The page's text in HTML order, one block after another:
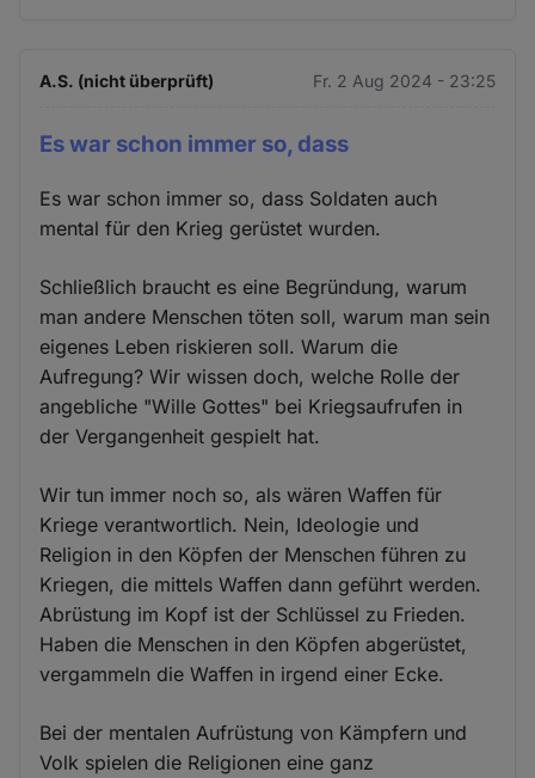
A.S. (nicht überprüft) Fr. 2 Aug 2024 - 23:25
Es war schon immer so, dass
Es war schon immer so, dass Soldaten auch
mental für den Krieg gerüstet wurden.
Schließlich braucht es eine Begründung, warum
man andere Menschen töten soll, warum man sein
eigenes Leben riskieren soll. Warum die
Aufregung? Wir wissen doch, welche Rolle der
angebliche "Wille Gottes" bei Kriegsaufrufen in
der Vergangenheit gespielt hat.
Wir tun immer noch so, als wären Waffen für
Kriege verantwortlich. Nein, Ideologie und
Religion in den Köpfen der Menschen führen zu
Kriegen, die mittels Waffen dann geführt werden.
Abrüstung im Kopf ist der Schlüssel zu Frieden.
Haben die Menschen in den Köpfen abgerüstet,
vergammeln die Waffen in irgend einer Ecke.
Bei der mentalen Aufrüstung von Kämpfern und
Volk spielen die Religionen eine ganz